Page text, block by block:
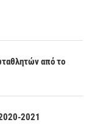
από το
2021